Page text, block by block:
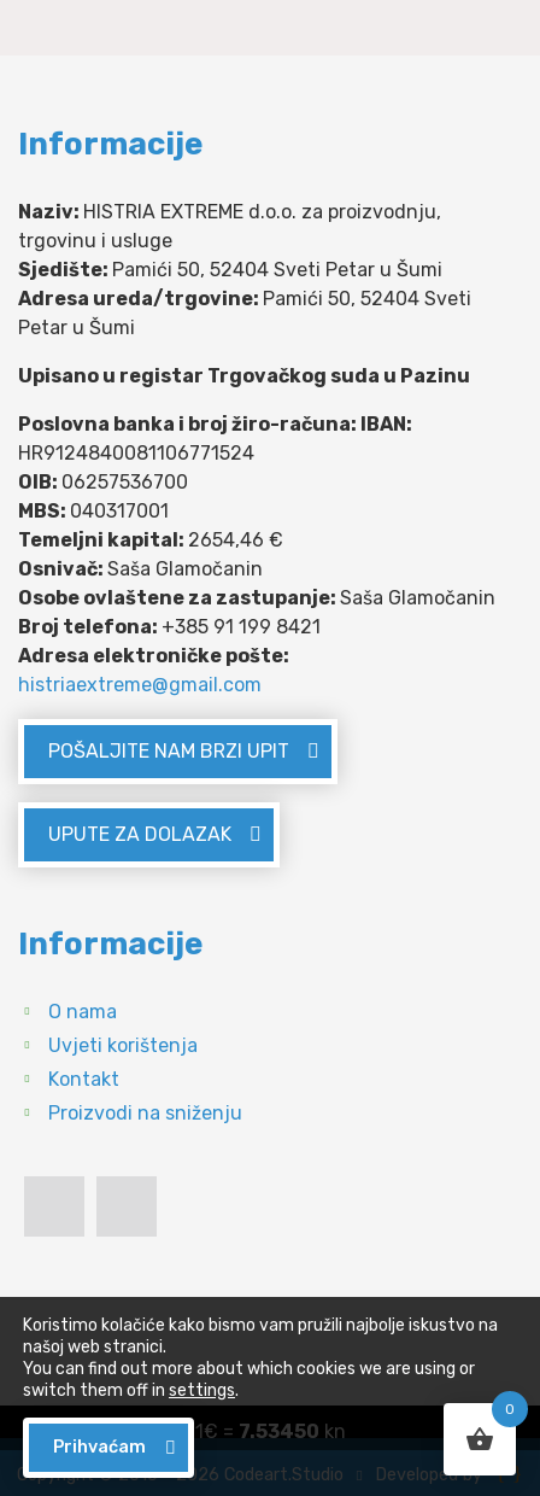
Informacije
Naziv: HISTRIA EXTREME d.o.o. za proizvodnju,
trgovinu i usluge
Sjedište: Pamići 50, 52404 Sveti Petar u Šumi
Adresa ureda/trgovine: Pamići 50, 52404 Sveti
Petar u Šumi
Upisano u registar Trgovačkog suda u Pazinu
Poslovna banka i broj žiro-računa: IBAN:
HR9124840081106771524
OIB: 06257536700
MBS: 040317001
Temeljni kapital: 2654,46 €
Osnivač: Saša Glamočanin
Osobe ovlaštene za zastupanje: Saša Glamočanin
Broj telefona: +385 91 199 8421
Adresa elektroničke pošte:
histriaextreme@gmail.com
POŠALJITE NAM BRZI UPIT
UPUTE ZA DOLAZAK
Informacije
O nama
Uvjeti korištenja
Kontakt
Proizvodi na sniženju
Koristimo kolačiće kako bismo vam pružili najbolje iskustvo na
našoj web stranici.
You can find out more about which cookies we are using or
switch them off in settings.
Prihvaćam
0
1€ = 7.53450 kn
Copyright © 2010 - 2026 Codeart.Studio Developed by { }